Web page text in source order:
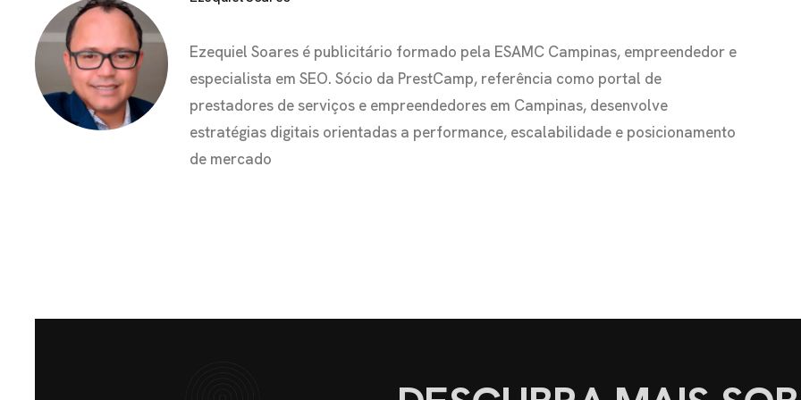
Ezequiel Soares é publicitário formado pela ESAMC Campinas, empreendedor e
especialista em SEO. Sócio da PrestCamp, referência como portal de
prestadores de serviços e empreendedores em Campinas, desenvolve
estratégias digitais orientadas a performance, escalabilidade e posicionamento
de mercado